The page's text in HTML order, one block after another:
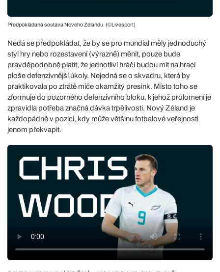
Předpokládaná sestava Nového Zélandu. (©Livesport)
Nedá se předpokládat, že by se pro mundial měly jednoduchý
styl hry nebo rozestavení (výrazně) měnit, pouze bude
pravděpodobně platit, že jednotliví hráči budou mít na hrací
ploše defenzivnější úkoly. Nejedná se o skvadru, která by
praktikovala po ztrátě míče okamžitý presink. Místo toho se
zformuje do pozorného defenzivního bloku, k jehož prolomení je
zpravidla potřeba značná dávka trpělivosti. Nový Zéland je
každopádně v pozici, kdy může většinu fotbalové veřejnosti
jenom překvapit.